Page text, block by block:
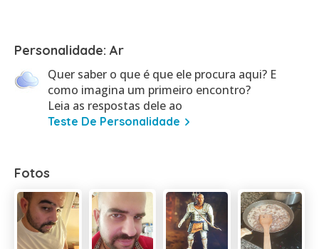
Personalidade: Ar
Quer saber o que é que ele procura aqui? E
como imagina um primeiro encontro?
Leia as respostas dele ao
Teste De Personalidade
Fotos